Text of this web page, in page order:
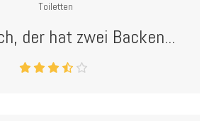
Toiletten
der hat zwei Backen...